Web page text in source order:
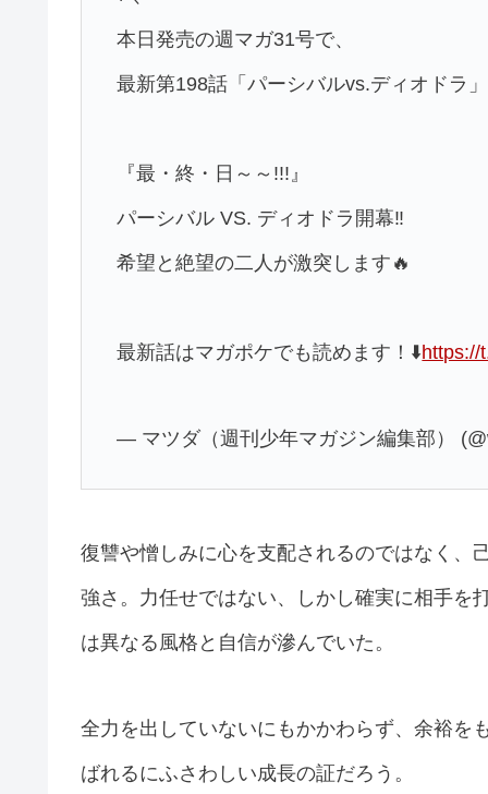
本日発売の週マガ31号で、
最新第198話「パーシバルvs.ディオドラ
『最・終・日～～!!!』
パーシバル VS. ディオドラ開幕‼
希望と絶望の二人が激突します🔥
最新話はマガポケでも読めます！⬇️https://
— マツダ（週刊少年マガジン編集部）
復讐や憎しみに心を支配されるのではなく、
強さ。力任せではない、しかし確実に相手を
は異なる風格と自信が滲んでいた。
全力を出していないにもかかわらず、余裕を
ばれるにふさわしい成長の証だろう。